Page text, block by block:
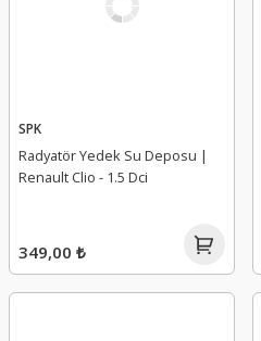
SPK
Radyatör Yedek Su Deposu |
Renault Clio - 1.5 Dci
349,00 ₺